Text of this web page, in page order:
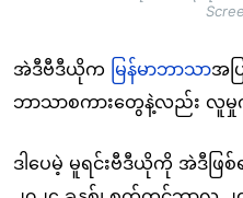
အဲဒီဗီဒီယိုက မြန်မာဘာသာအပ
ဘာသာစကားတွေနဲ့လည်း လူမှု
ဒါပေမဲ့ မူရင်းဗီဒီယိုကို အဲဒီ